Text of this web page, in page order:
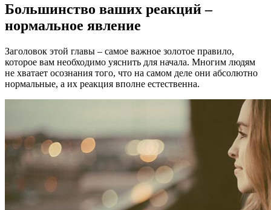
Большинство ваших реакций –
нормальное явление
Заголовок этой главы – самое важное золотое правило,
которое вам необходимо уяснить для начала. Многим людям
не хватает осознания того, что на самом деле они абсолютно
нормальные, а их реакция вполне естественна.